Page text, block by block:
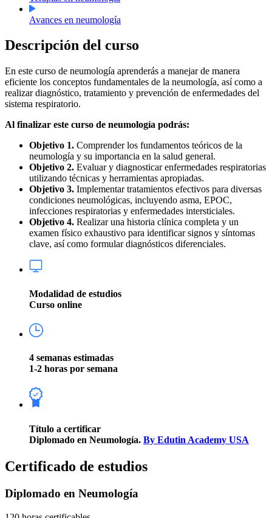
Avances en neumología
Descripción del curso
En este curso de neumología aprenderás a manejar de manera
eficiente los conceptos fundamentales de la neumología, así como a
realizar diagnóstico, tratamiento y prevención de enfermedades del
sistema respiratorio.
Al finalizar este curso de neumología podrás:
Objetivo 1. Comprender los fundamentos teóricos de la
neumología y su importancia en la salud general.
Objetivo 2. Evaluar y diagnosticar enfermedades respiratorias
utilizando técnicas y herramientas apropiadas.
Objetivo 3. Implementar tratamientos efectivos para diversas
condiciones neumológicas, incluyendo asma, EPOC,
infecciones respiratorias y enfermedades intersticiales.
Objetivo 4. Realizar una historia clínica completa y un
examen físico exhaustivo para identificar signos y síntomas
clave, así como formular diagnósticos diferenciales.
Modalidad de estudios
Curso online
4 semanas estimadas
1-2 horas por semana
Título a certificar
Diplomado en Neumología. By Edutin Academy USA
Certificado de estudios
Diplomado en Neumología